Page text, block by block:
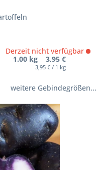
Derzeit nicht verfügbar
1.00 kg 3,95 €
3,95 € / 1 kg
weitere Gebindegrößen...